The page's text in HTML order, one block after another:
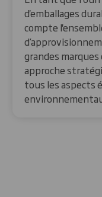
d'emballages
compte
grandes
approche
tous les aspects